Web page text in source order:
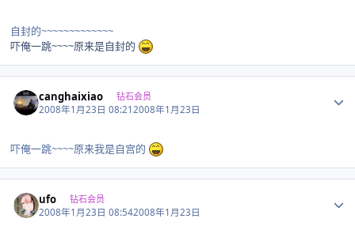
自封的~~~~~~~~~~~~~
吓俺一跳~~~~原来是自封的
canghaixiao 钻石会员
2008年1月23日 08:212008年1月23日
吓俺一跳~~~~原来我是自宫的
ufo 钻石会员
2008年1月23日 08:542008年1月23日